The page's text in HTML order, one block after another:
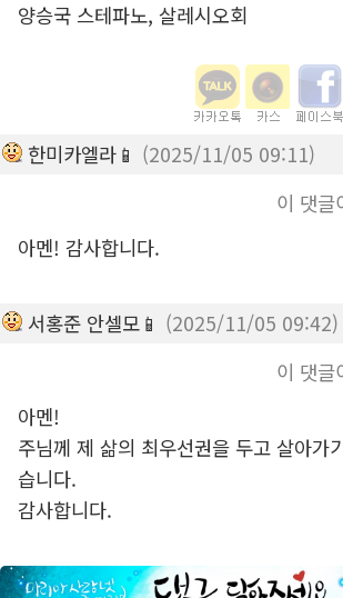
양승국 스테파노, 살레시오회
한미카엘라📱 (2025/11/05 09:11)
이 댓글
아멘! 감사합니다.
서홍준 안셀모📱 (2025/11/05 09:42)
이 댓글
아멘!
주님께 제 삶의 최우선권을 두고 살아가
습니다.
감사합니다.